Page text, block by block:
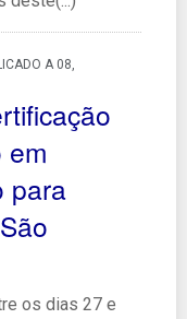
A 08,
em
para
os dias 27 e